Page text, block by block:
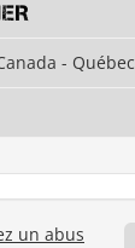
- Québec
un abus